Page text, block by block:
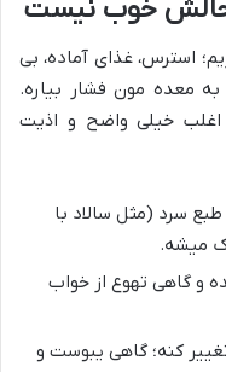
حالش خوب نیست
استرس، غذای آماده، بی
معده مون فشار بیاره.
اغلب خیلی واضح و اذیت
سرد (مثل سالاد با
میشه.
و گاهی تهوع از خواب
کنه؛ گاهی یبوست و